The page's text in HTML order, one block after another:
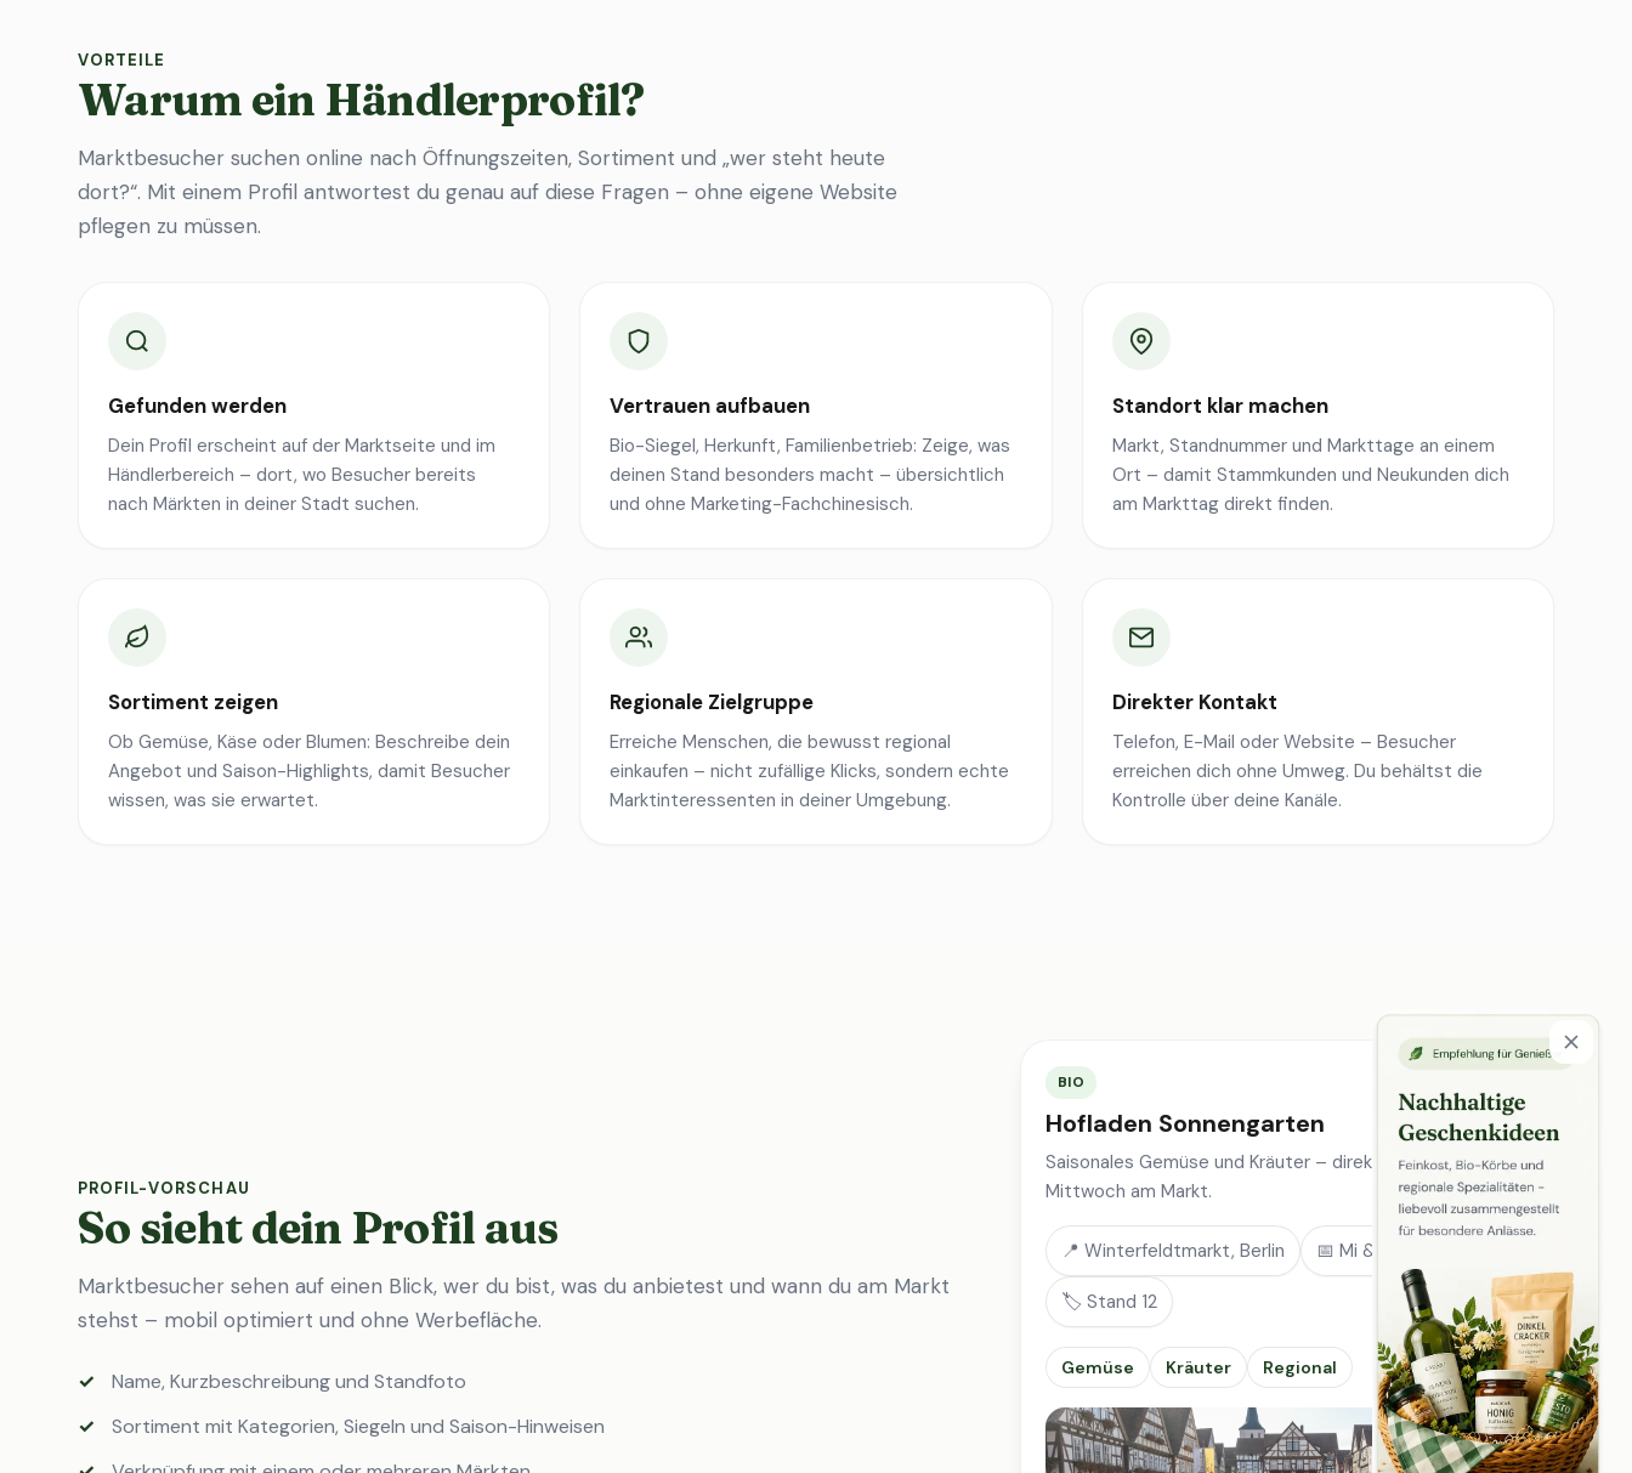
VORTEILE
Warum ein Händlerprofil?
Marktbesucher suchen online nach Öffnungszeiten, Sortiment und „wer steht heute
dort?“. Mit einem Profil antwortest du genau auf diese Fragen – ohne eigene Website
pflegen zu müssen.
Gefunden werden
Dein Profil erscheint auf der Marktseite und im
Händlerbereich – dort, wo Besucher bereits
nach Märkten in deiner Stadt suchen.
Vertrauen aufbauen
Bio-Siegel, Herkunft, Familienbetrieb: Zeige, was
deinen Stand besonders macht – übersichtlich
und ohne Marketing-Fachchinesisch.
Standort klar machen
Markt, Standnummer und Markttage an einem
Ort – damit Stammkunden und Neukunden dich
am Markttag direkt finden.
Sortiment zeigen
Ob Gemüse, Käse oder Blumen: Beschreibe dein
Angebot und Saison-Highlights, damit Besucher
wissen, was sie erwartet.
Regionale Zielgruppe
Erreiche Menschen, die bewusst regional
einkaufen – nicht zufällige Klicks, sondern echte
Marktinteressenten in deiner Umgebung.
Direkter Kontakt
Telefon, E-Mail oder Website – Besucher
erreichen dich ohne Umweg. Du behältst die
Kontrolle über deine Kanäle.
PROFIL-VORSCHAU
So sieht dein Profil aus
Marktbesucher sehen auf einen Blick, wer du bist, was du anbietest und wann du am Markt
stehst – mobil optimiert und ohne Werbefläche.
Name, Kurzbeschreibung und Standfoto
Sortiment mit Kategorien, Siegeln und Saison-Hinweisen
BIO
Hofladen Sonnengarten
Saisonales Gemüse und Kräuter – direkt vom Feld, jeden
Mittwoch am Markt.
📍 Winterfeldtmarkt, Berlin 📅 Mi & Sa
🏷️ Stand 12
Gemüse Kräuter Regional